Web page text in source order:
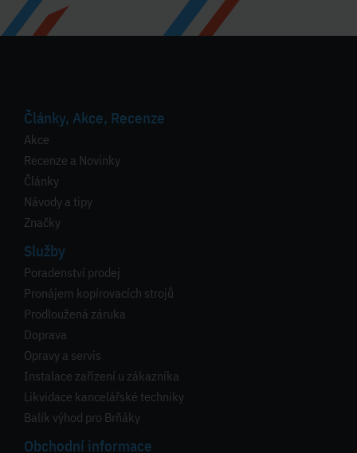
Články, Akce, Recenze
Akce
Recenze a Novinky
Články
Návody a tipy
Značky
Služby
Poradenství prodej
Pronájem kopírovacích strojů
Prodloužená záruka
Doprava
Opravy a servis
Instalace zařízení u zákazníka
Likvidace kancelářské techniky
Balík výhod pro Brňáky
Obchodní informace